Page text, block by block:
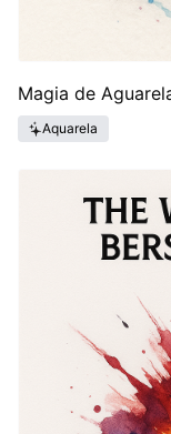
Magia de
Aquarela